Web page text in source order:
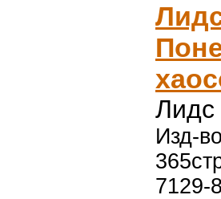
Изд-
7129-8